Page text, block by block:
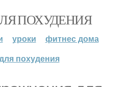
ПОХУДЕНИЯ
уроки
фитнес дома
похудения